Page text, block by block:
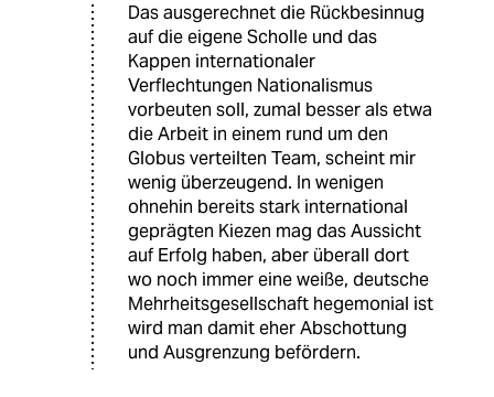
Das ausgerechnet die Rückbesinnug
auf die eigene Scholle und das
Kappen internationaler
Verflechtungen Nationalismus
vorbeuten soll, zumal besser als etwa
die Arbeit in einem rund um den
Globus verteilten Team, scheint mir
wenig überzeugend. In wenigen
ohnehin bereits stark international
geprägten Kiezen mag das Aussicht
auf Erfolg haben, aber überall dort
wo noch immer eine weiße, deutsche
Mehrheitsgesellschaft hegemonial ist
wird man damit eher Abschottung
und Ausgrenzung befördern.